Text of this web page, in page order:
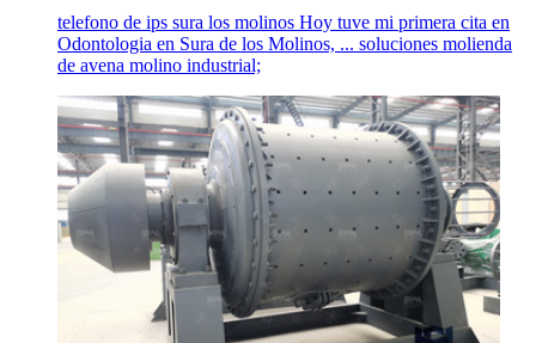
telefono de ips sura los molinos Hoy tuve mi primera cita en
Odontologia en Sura de los Molinos, ... soluciones molienda
de avena molino industrial;